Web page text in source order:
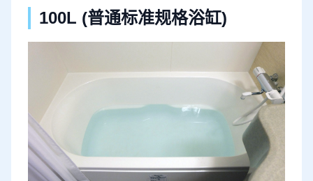
100L (普通标准规格浴缸)